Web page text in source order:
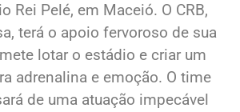
Rei Pelé, em Maceió. O CRB,
terá o apoio fervoroso de sua
lotar o estádio e criar um
adrenalina e emoção. O time
de uma atuação impecável